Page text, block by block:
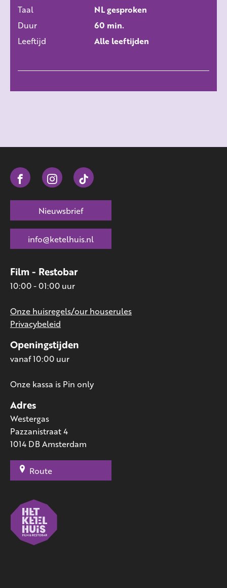
Taal
NL gesproken
Duur
60 min.
Leeftijd
Alle leeftijden
Adres
Westergas
Pazzanistraat 4
1014 DB Amsterdam
Route
Openingstijden
vanaf 10:00 uur
Onze kassa is Pin only
Film - Restobar
10:00 - 01:00 uur
Onze huisregels/our houserules
Privacybeleid
Nieuwsbrief
info@ketelhuis.nl